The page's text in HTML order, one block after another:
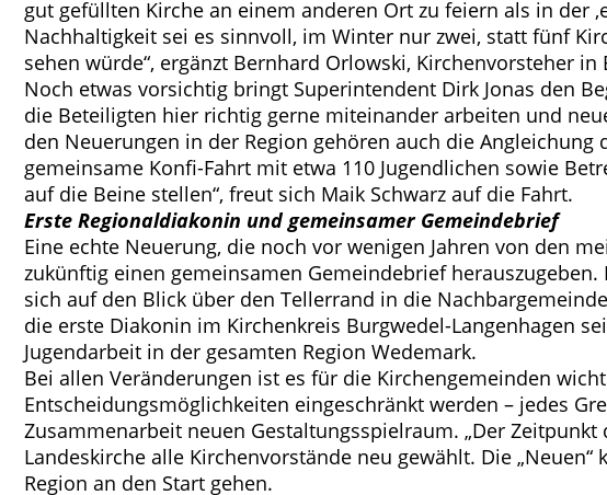
gut gefüllten Kirche an einem anderen Ort zu feiern als in der
Nachhaltigkeit sei es sinnvoll, im Winter nur zwei, statt fünf
sehen würde“, ergänzt Bernhard Orlowski, Kirchenvorsteher in
Noch etwas vorsichtig bringt Superintendent Dirk Jonas den
die Beteiligten hier richtig gerne miteinander arbeiten und
den Neuerungen in der Region gehören auch die
gemeinsame Konfi-Fahrt mit etwa 110 Jugendlichen sowie
auf die Beine stellen“, freut sich Maik Schwarz auf die Fahrt.
Erste Regionaldiakonin und gemeinsamer Gemeindebrief
Eine echte Neuerung, die noch vor wenigen Jahren von den
zukünftig einen gemeinsamen Gemeindebrief
sich auf den Blick über den Tellerrand in die
die erste Diakonin im Kirchenkreis Burgwedel-Langenhagen
Jugendarbeit in der gesamten Region Wedemark.
Bei allen Veränderungen ist es für die Kirchengemeinden
Entscheidungsmöglichkeiten eingeschränkt werden – jedes
Zusammenarbeit neuen Gestaltungsspielraum. „Der
Landeskirche alle Kirchenvorstände neu gewählt. Die
Region an den Start gehen.